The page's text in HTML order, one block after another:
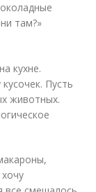
там?»
кухне.
Пусть
животных.